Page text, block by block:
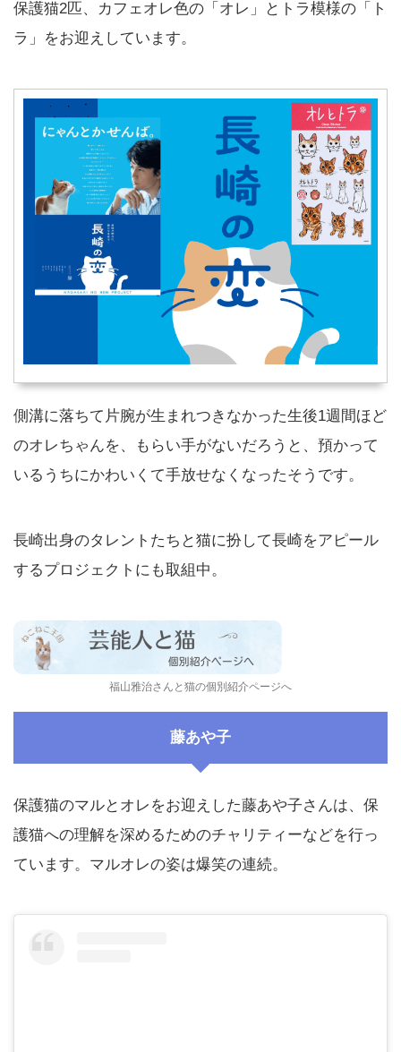
保護猫2匹、カフェオレ色の「オレ」とトラ模様の「ト
ラ」をお迎えしています。
側溝に落ちて片腕が生まれつきなかった生後1週間ほど
のオレちゃんを、もらい手がないだろうと、預かって
いるうちにかわいくて手放せなくなったそうです。
長崎出身のタレントたちと猫に扮して長崎をアピール
するプロジェクトにも取組中。
福山雅治さんと猫の個別紹介ページへ
藤あや子
保護猫のマルとオレをお迎えした藤あや子さんは、保
護猫への理解を深めるためのチャリティーなどを行っ
ています。マルオレの姿は爆笑の連続。